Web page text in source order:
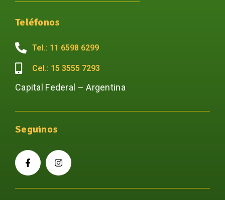
Teléfonos
Tel.: 11 6598 6299
Cel.: 15 3555 7293
Capital Federal – Argentina
Seguinos